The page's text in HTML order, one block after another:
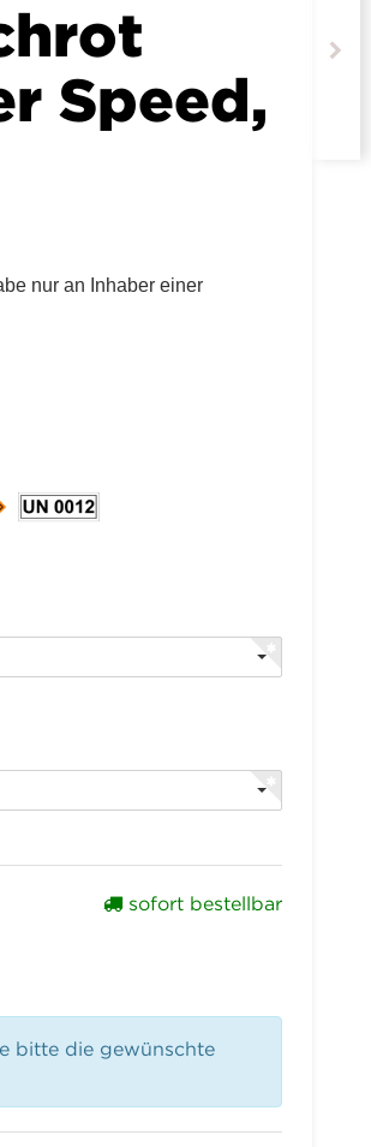
Speed,
nur an Inhaber einer
sofort bestellbar
bitte die gewünschte